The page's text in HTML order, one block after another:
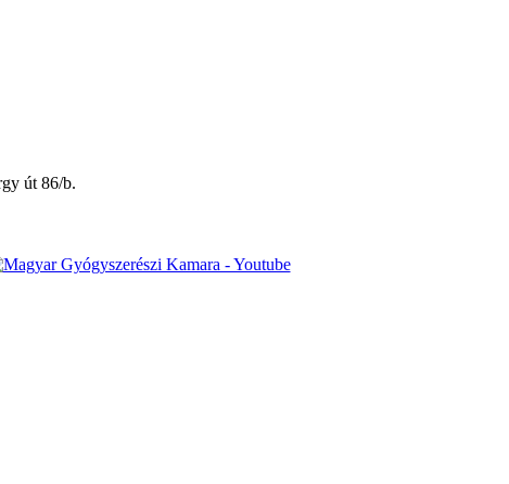
út 86/b.